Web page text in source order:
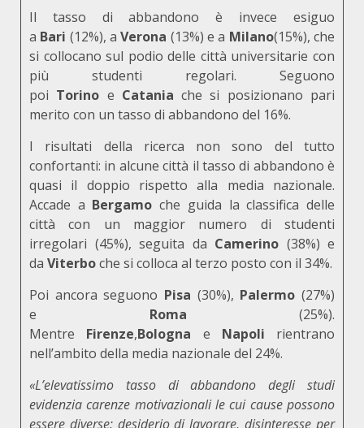
Il tasso di abbandono è invece esiguo
a Bari (12%), aVerona (13%) e a Milano(15%), che
si collocano sul podio delle città universitarie con
più studenti regolari. Seguono
poi Torino e Catania che si posizionano pari
merito con un tasso di abbandono del 16%.
I risultati della ricerca non sono del tutto
confortanti: in alcune città il tasso di abbandono è
quasi il doppio rispetto alla media nazionale.
Accade a Bergamo che guida la classifica delle
città con un maggior numero di studenti
irregolari (45%), seguita da Camerino (38%) e
da Viterboche si colloca al terzo posto con il 34%.
Poi ancora seguono Pisa (30%), Palermo (27%)
e Roma (25%).
Mentre Firenze,Bologna e Napoli rientrano
nell’ambito della media nazionale del 24%.
«L’elevatissimo tasso di abbandono degli studi
evidenzia carenze motivazionali le cui cause possono
essere diverse: desiderio di lavorare, disinteresse per